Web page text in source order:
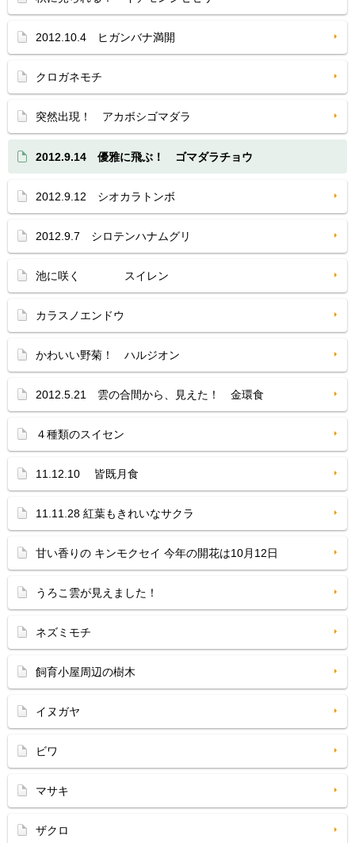
2012.10.4 ヒガンバナ満開
クロガネモチ
突然出現！ アカボシゴマダラ
2012.9.14 優雅に飛ぶ！ ゴマダラチョウ
2012.9.12 シオカラトンボ
2012.9.7 シロテンハナムグリ
池に咲く スイレン
カラスノエンドウ
かわいい野菊！ ハルジオン
2012.5.21 雲の合間から、見えた！ 金環食
４種類のスイセン
11.12.10 皆既月食
11.11.28 紅葉もきれいなサクラ
甘い香りの キンモクセイ 今年の開花は10月12日
うろこ雲が見えました！
ネズミモチ
飼育小屋周辺の樹木
イヌガヤ
ビワ
マサキ
ザクロ